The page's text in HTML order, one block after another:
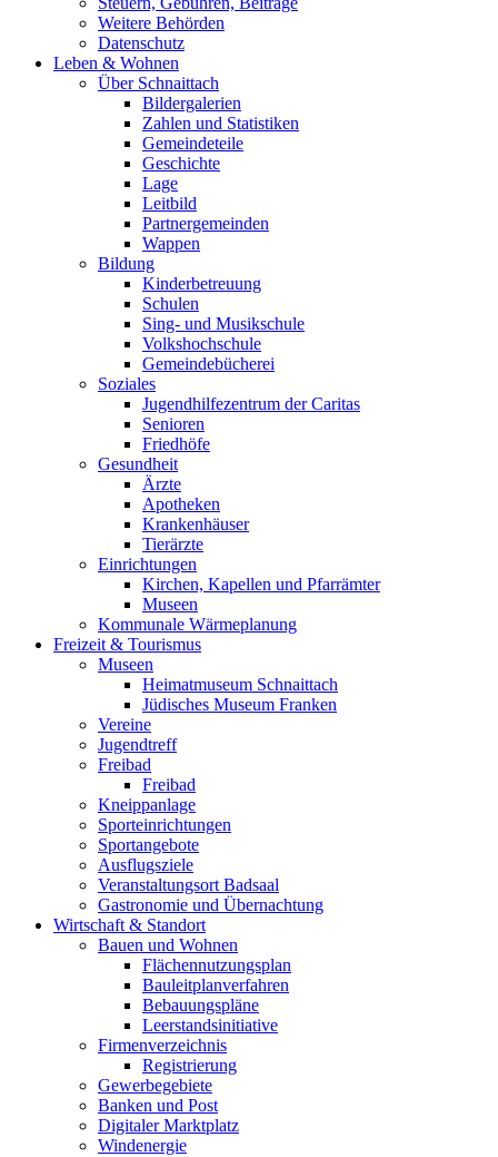
Weitere Behörden
Datenschutz
Leben & Wohnen
Über Schnaittach
Bildergalerien
Zahlen und Statistiken
Gemeindeteile
Geschichte
Lage
Leitbild
Partnergemeinden
Wappen
Bildung
Kinderbetreuung
Schulen
Sing- und Musikschule
Volkshochschule
Gemeindebücherei
Soziales
Jugendhilfezentrum der Caritas
Senioren
Friedhöfe
Gesundheit
Ärzte
Apotheken
Krankenhäuser
Tierärzte
Einrichtungen
Kirchen, Kapellen und Pfarrämter
Museen
Kommunale Wärmeplanung
Freizeit & Tourismus
Museen
Heimatmuseum Schnaittach
Jüdisches Museum Franken
Vereine
Jugendtreff
Freibad
Freibad
Kneippanlage
Sporteinrichtungen
Sportangebote
Ausflugsziele
Veranstaltungsort Badsaal
Gastronomie und Übernachtung
Wirtschaft & Standort
Bauen und Wohnen
Flächennutzungsplan
Bauleitplanverfahren
Bebauungspläne
Leerstandsinitiative
Firmenverzeichnis
Registrierung
Gewerbegebiete
Banken und Post
Digitaler Marktplatz
Windenergie